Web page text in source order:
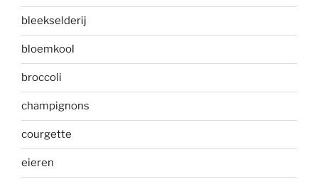
bleekselderij
bloemkool
broccoli
champignons
courgette
eieren